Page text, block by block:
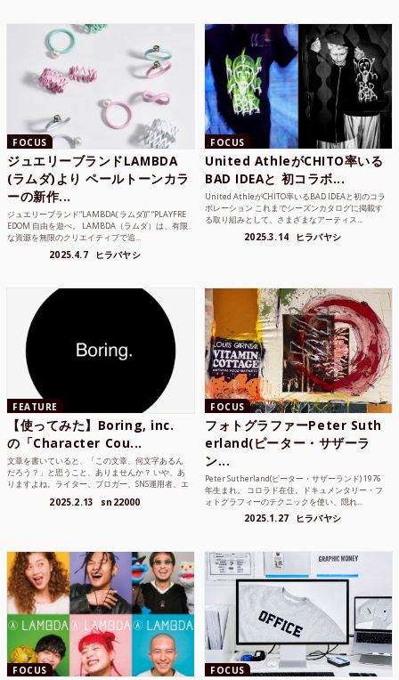
FOCUS
ジュエリーブランドLAMBDA
(ラムダ)より ペールトーンカラ
ーの新作...
ジュエリーブランド“LAMBDA( ラムダ))” “PLAYFRE
EDOM 自由を遊べ。 LAMBDA（ラムダ）は、有限
な資源を無限のクリエイティブで追...
2025.4.7 ヒラバヤシ
FOCUS
United AthleがCHITO率いる
BAD IDEAと 初コラボ...
United AthleがCHITO率いるBAD IDEAと初のコラ
ボレーション これまでシーズンカタログに掲載す
る取り組みとして、さまざまなアーティス...
2025.3.14 ヒラバヤシ
FEATURE
【使ってみた】Boring, inc.
の「Character Cou...
文章を書いていると、「この文章、何文字あるん
だろう？」と思うこと、ありませんか？ いや、あ
りますよね。ライター、ブロガー、SNS運用者、エ
2025.2.13 sn22000
FOCUS
フォトグラファーPeter Suth
erland(ピーター・サザーラ
ン...
Peter Sutherland(ピーター・サザーランド) 1976
年生まれ。 コロラド在住。ドキュメンタリー・フ
ォトグラフィーのテクニックを使い、隠れ...
2025.1.27 ヒラバヤシ
FOCUS FOCUS